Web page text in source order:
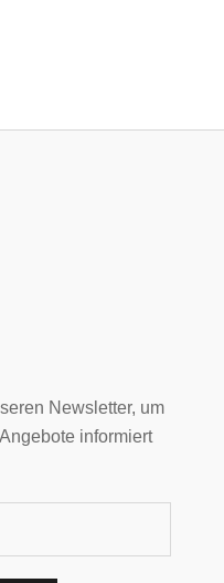
Newsletter, um
informiert